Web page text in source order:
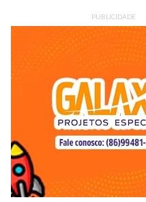
PUBLICIDADE